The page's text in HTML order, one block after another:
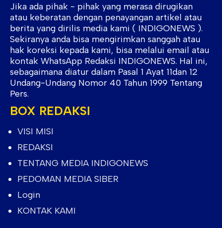
Jika ada pihak - pihak yang merasa dirugikan
atau keberatan dengan penayangan artikel atau
berita yang dirilis media kami ( INDIGONEWS ).
Sekiranya anda bisa mengirimkan sanggah atau
hak koreksi kepada kami, bisa melalui email atau
kontak WhatsApp Redaksi INDIGONEWS. Hal ini,
sebagaimana diatur dalam Pasal 1 Ayat 11dan 12
Undang-Undang Nomor 40 Tahun 1999 Tentang
Pers.
BOX REDAKSI
VISI MISI
REDAKSI
TENTANG MEDIA INDIGONEWS
PEDOMAN MEDIA SIBER
Login
KONTAK KAMI